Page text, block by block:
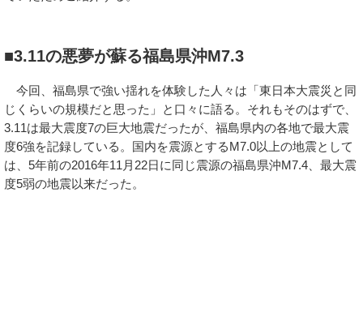
■3.11の悪夢が蘇る福島県沖M7.3
今回、福島県で強い揺れを体験した人々は「東日本大震災と同
じくらいの規模だと思った」と口々に語る。それもそのはずで、
3.11は最大震度7の巨大地震だったが、福島県内の各地で最大震
度6強を記録している。国内を震源とするM7.0以上の地震として
は、5年前の2016年11月22日に同じ震源の福島県沖M7.4、最大震
度5弱の地震以来だった。